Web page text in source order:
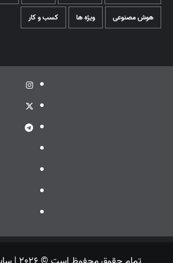
هوش مصنوعی ویژه ها کسب و کار
اینستاگرام
توئیتر
تلگرام